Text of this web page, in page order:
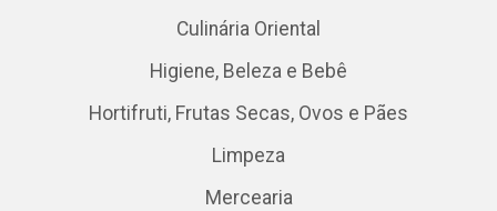
Culinária Oriental
Higiene, Beleza e Bebê
Hortifruti, Frutas Secas, Ovos e Pães
Limpeza
Mercearia